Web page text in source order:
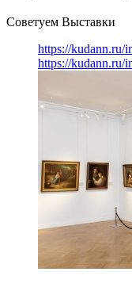
Советуем Выставки
https://kudann.ru/
https://kudann.ru/